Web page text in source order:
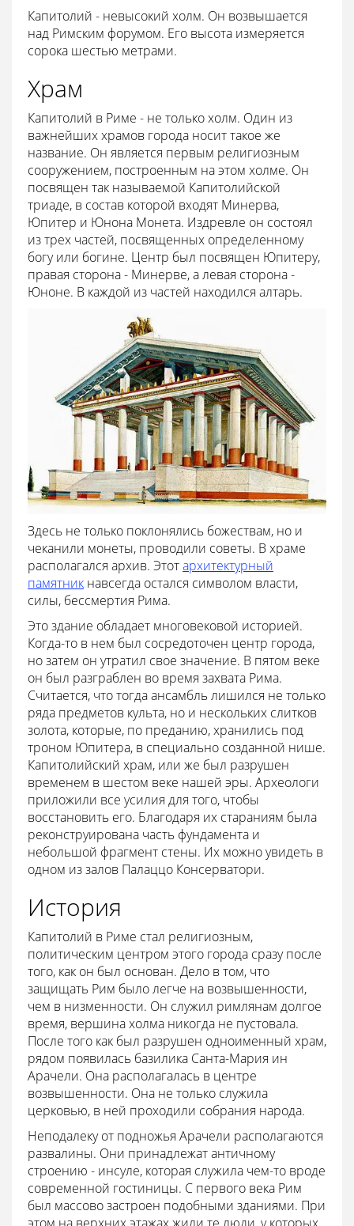
Капитолий - невысокий холм. Он возвышается
над Римским форумом. Его высота измеряется
сорока шестью метрами.
Храм
Капитолий в Риме - не только холм. Один из
важнейших храмов города носит такое же
название. Он является первым религиозным
сооружением, построенным на этом холме. Он
посвящен так называемой Капитолийской
триаде, в состав которой входят Минерва,
Юпитер и Юнона Монета. Издревле он состоял
из трех частей, посвященных определенному
богу или богине. Центр был посвящен Юпитеру,
правая сторона - Минерве, а левая сторона -
Юноне. В каждой из частей находился алтарь.
Здесь не только поклонялись божествам, но и
чеканили монеты, проводили советы. В храме
располагался архив. Этотархитектурный
памятник навсегда остался символом власти,
силы, бессмертия Рима.
Это здание обладает многовековой историей.
Когда-то в нем был сосредоточен центр города,
но затем он утратил свое значение. В пятом веке
он был разграблен во время захвата Рима.
Считается, что тогда ансамбль лишился не только
ряда предметов культа, но и нескольких слитков
золота, которые, по преданию, хранились под
троном Юпитера, в специально созданной нише.
Капитолийский храм, или же был разрушен
временем в шестом веке нашей эры. Археологи
приложили все усилия для того, чтобы
восстановить его. Благодаря их стараниям была
реконструирована часть фундамента и
небольшой фрагмент стены. Их можно увидеть в
одном из залов Палаццо Консерватори.
История
Капитолий в Риме стал религиозным,
политическим центром этого города сразу после
того, как он был основан. Дело в том, что
защищать Рим было легче на возвышенности,
чем в низменности. Он служил римлянам долгое
время, вершина холма никогда не пустовала.
После того как был разрушен одноименный храм,
рядом появилась базилика Санта-Мария ин
Арачели. Она располагалась в центре
возвышенности. Она не только служила
церковью, в ней проходили собрания народа.
Неподалеку от подножья Арачели располагаются
развалины. Они принадлежат античному
строению - инсуле, которая служила чем-то вроде
современной гостиницы. С первого века Рим
был массово застроен подобными зданиями. При